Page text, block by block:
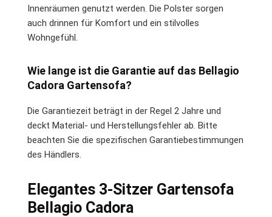
Innenräumen genutzt werden. Die Polster sorgen
auch drinnen für Komfort und ein stilvolles
Wohngefühl.
Wie lange ist die Garantie auf das Bellagio
Cadora Gartensofa?
Die Garantiezeit beträgt in der Regel 2 Jahre und
deckt Material- und Herstellungsfehler ab. Bitte
beachten Sie die spezifischen Garantiebestimmungen
des Händlers.
Elegantes 3-Sitzer Gartensofa
Bellagio Cadora